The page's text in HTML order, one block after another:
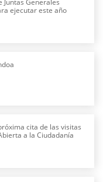
Juntas Generales
ejecutar este año
cita de las visitas
a la Ciudadanía